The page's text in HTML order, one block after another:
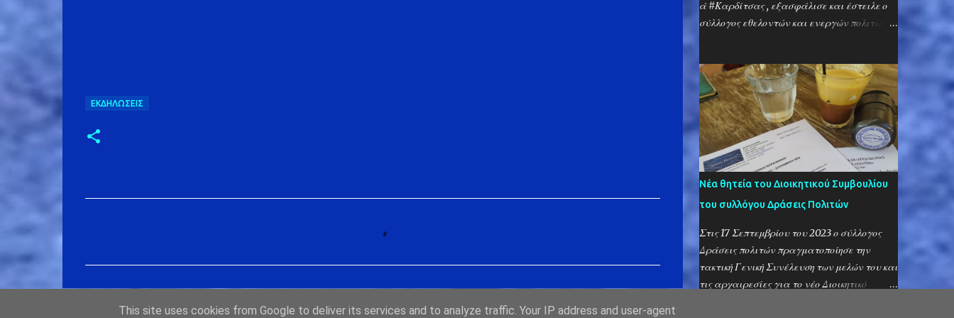
ΕΚΔΗΛΏΣΕΙΣ
Μανιατών. Μέχρι που διάβασε ένα βιβλίο
γλώσσα Ελληνική. Στην εποχή, λοιπόν, της
γραμμικής Β’ (που δεν είχε φωνήεντα),
σύμφωνα με την αποκρυπτογράφηση του
Βέντρις η λέξις «αδελφός» παριστάνετο με
τα γράμματα «Κ-W», που με την προσθή...
ά #Καρδίτσας , εξασφάλισε και έστειλε ο
σύλλογος εθελοντών και ενεργών πολιτών,
καταναλώνονται χωρίς την ανάγκη
μαγειρέματος, κλινοσκεπάσματα, ρούχα
για κάθε ηλικία, βρεφικές τροφές και
βρεφικές πάνες, καθαριστικά και
παραφαρμακευτικά, ήταν τα είδη που
συγκέντρωσε και απέστειλε ο σύλλογός
Δράσεις Πολιτών στον πολύπαθο Δήμο
Παλαμά Καρδίτσας. Εξ αι ρετ ι κ ά σημ α ντ
ι κ ή ή τ α ν η συμμέτοχή των κ α το ί κων των
#Κροκεών κ αι το υ #Γυθείου κ α θ ώ ς κ αι
των μελ ώ ν το υ Πολ ι τ ι στ ι κο ύ Σ υ λλ ό γο
υ Κροκε ώ ν . Στην δράση αυτή συμμετείχαν
με δωρεά κάθε είδους αγαθών αλλά και με
Νέα θητεία του Διοικητικού Συμβουλίου
του συλλόγου Δράσεις Πολιτών
Στις 17 Σεπτεμβρίου του 2023 ο σύλλογος
Δράσεις πολιτών πραγματοποίησε την
τακτική Γενική Συνέλευση των μελών του και
τις αρχαιρεσίες για το νέο Διοικητικό
This site uses cookies from Google to deliver its services and to analyze traffic. Your IP address and user-agent